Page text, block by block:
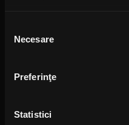
Să colectăm
Să vă identificăm
activ după
dvs. personale și
consimțământului
Necesare
Preferinţe
Statistici